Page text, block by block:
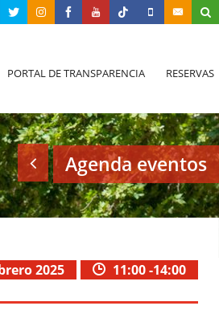
PORTAL DE TRANSPARENCIA RESERVAS
Agenda eventos
11:00 -14:00
2025